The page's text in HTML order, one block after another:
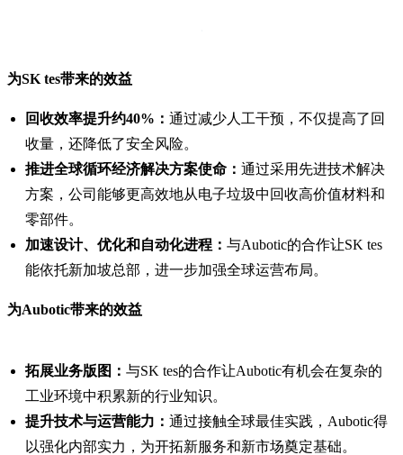
为SK tes带来的效益
回收效率提升约40%： 通过减少人工干预，不仅提高了回
收量，还降低了安全风险。
推进全球循环经济解决方案使命： 通过采用先进技术解决
方案，公司能够更高效地从电子垃圾中回收高价值材料和
零部件。
加速设计、优化和自动化进程： 与Aubotic的合作让SK tes
能依托新加坡总部，进一步加强全球运营布局。
为Aubotic带来的效益
拓展业务版图： 与SK tes的合作让Aubotic有机会在复杂的
工业环境中积累新的行业知识。
提升技术与运营能力： 通过接触全球最佳实践，Aubotic得
以强化内部实力，为开拓新服务和新市场奠定基础。